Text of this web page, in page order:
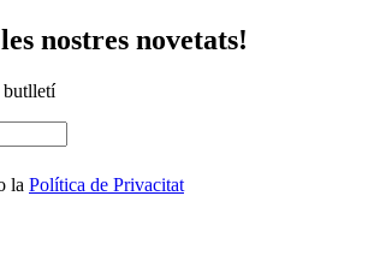
nostres novetats!
butlletí
la Política de Privacitat